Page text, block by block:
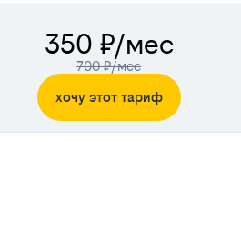
350 ₽/мес
700 ₽/мес
хочу этот тариф